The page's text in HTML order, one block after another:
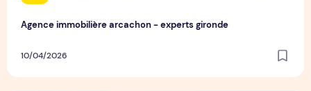
Agence immobilière arcachon - experts gironde
10/04/2026